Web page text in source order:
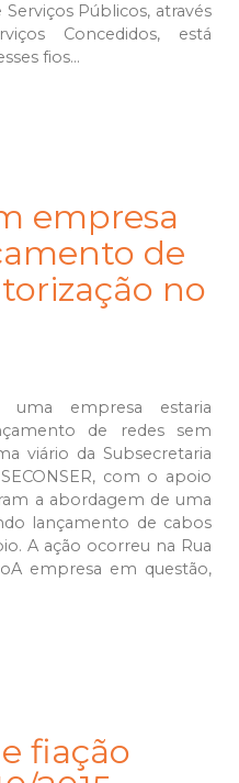
Públicos, através
Concedidos, está
fios...
empresa
de
no
empresa estaria
de redes sem
viário da Subsecretaria
com o apoio
a abordagem de uma
lançamento de cabos
A ação ocorreu na Rua
empresa em questão,
fiação